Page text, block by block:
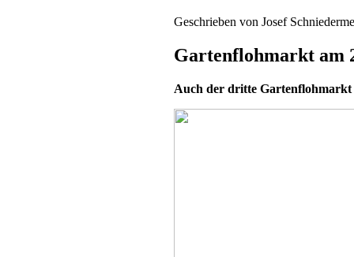
Geschrieben von Josef
Gartenflohmarkt am
Auch der dritte Gartenflohmarkt